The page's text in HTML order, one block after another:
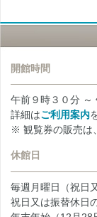
開館時間
午前９時３０分 ～
詳細はご利用案内
※ 観覧券の販売は
休館日
毎週月曜日（祝日
祝日又は振替休日